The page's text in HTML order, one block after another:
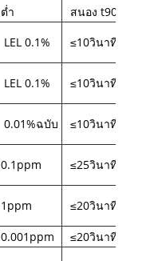
ต่ำ
สนอง t90
LEL 0.1% ≤10วินาที
LEL 0.1% ≤10วินาที
0.01%ฉบับ ≤10วินาที
0.1ppm ≤25วินาที
1ppm ≤20วินาที
0.001ppm
≤20วินาที